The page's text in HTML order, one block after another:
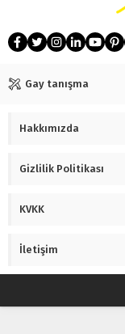
Gay tanışma
Hakkımızda
Gizlilik Politikası
KVKK
İletişim